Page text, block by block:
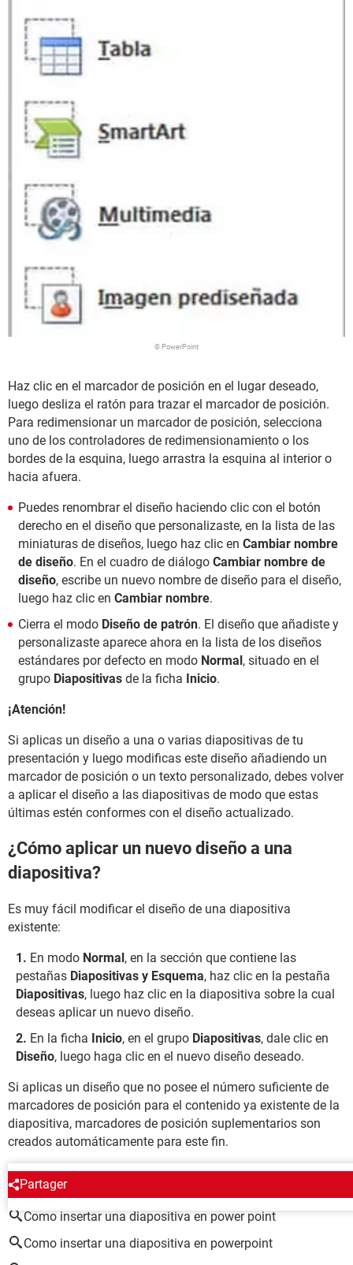
© PowerPoint
Haz clic en el marcador de posición en el lugar deseado,
luego desliza el ratón para trazar el marcador de posición.
Para redimensionar un marcador de posición, selecciona
uno de los controladores de redimensionamiento o los
bordes de la esquina, luego arrastra la esquina al interior o
hacia afuera.
Puedes renombrar el diseño haciendo clic con el botón
derecho en el diseño que personalizaste, en la lista de las
miniaturas de diseños, luego haz clic en Cambiar nombre
de diseño. En el cuadro de diálogo Cambiar nombre de
diseño, escribe un nuevo nombre de diseño para el diseño,
luego haz clic en Cambiar nombre.
Cierra el modo Diseño de patrón. El diseño que añadiste y
personalizaste aparece ahora en la lista de los diseños
estándares por defecto en modo Normal , situado en el
grupo Diapositivas de la ficha Inicio.
¡Atención!
Si aplicas un diseño a una o varias diapositivas de tu
presentación y luego modificas este diseño añadiendo un
marcador de posición o un texto personalizado, debes volver
a aplicar el diseño a las diapositivas de modo que estas
últimas estén conformes con el diseño actualizado.
¿Cómo aplicar un nuevo diseño a una
diapositiva?
Es muy fácil modificar el diseño de una diapositiva
existente:
En modo Normal, en la sección que contiene las
pestañas Diapositivas y Esquema, haz clic en la pestaña
Diapositivas, luego haz clic en la diapositiva sobre la cual
deseas aplicar un nuevo diseño.
En la ficha Inicio, en el grupo Diapositivas, dale clic en
Diseño, luego haga clic en el nuevo diseño deseado.
Si aplicas un diseño que no posee el número suficiente de
marcadores de posición para el contenido ya existente de la
diapositiva, marcadores de posición suplementarios son
creados automáticamente para este fin.
Partager
ALREDEDOR DEL MISMO TEMA
Como insertar una diapositiva en power point
Como insertar una diapositiva en powerpoint